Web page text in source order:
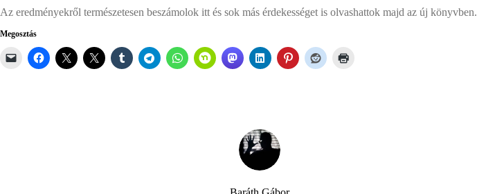
Az eredményekről természetesen beszámolok itt és sok más érdekességet is olvashattok majd az új könyvben.
Megosztás